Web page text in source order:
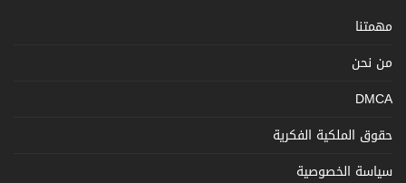
مهمتنا
من نحن
DMCA
حقوق الملكية الفكرية
سياسة الخصوصية